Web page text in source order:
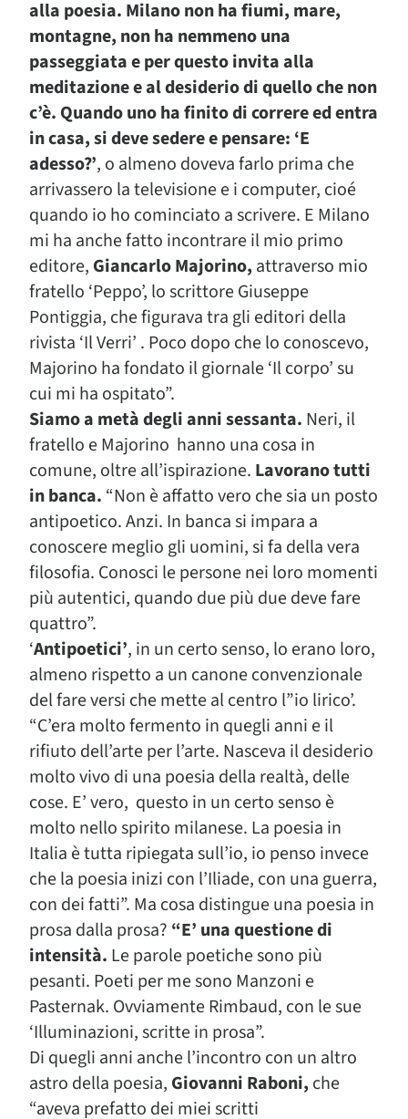
alla poesia. Milano non ha fiumi, mare,
montagne, non ha nemmeno una
passeggiata e per questo invita alla
meditazione e al desiderio di quello che non
c’è. Quando uno ha finito di correre ed entra
in casa, si deve sedere e pensare: ‘E
adesso?’, o almeno doveva farlo prima che
arrivassero la televisione e i computer, cioé
quando io ho cominciato a scrivere. E Milano
mi ha anche fatto incontrare il mio primo
editore, Giancarlo Majorino, attraverso mio
fratello ‘Peppo’, lo scrittore Giuseppe
Pontiggia, che figurava tra gli editori della
rivista ‘Il Verri’ . Poco dopo che lo conoscevo,
Majorino ha fondato il giornale ‘Il corpo’ su
cui mi ha ospitato”.
Siamo a metà degli anni sessanta. Neri, il
fratello e Majorino hanno una cosa in
comune, oltre all’ispirazione. Lavorano tutti
in banca. “Non è affatto vero che sia un posto
antipoetico. Anzi. In banca si impara a
conoscere meglio gli uomini, si fa della vera
filosofia. Conosci le persone nei loro momenti
più autentici, quando due più due deve fare
quattro”.
‘Antipoetici’, in un certo senso, lo erano loro,
almeno rispetto a un canone convenzionale
del fare versi che mette al centro l”io lirico’.
“C’era molto fermento in quegli anni e il
rifiuto dell’arte per l’arte. Nasceva il desiderio
molto vivo di una poesia della realtà, delle
cose. E’ vero, questo in un certo senso è
molto nello spirito milanese. La poesia in
Italia è tutta ripiegata sull’io, io penso invece
che la poesia inizi con l’Iliade, con una guerra,
con dei fatti”. Ma cosa distingue una poesia in
prosa dalla prosa? “E’ una questione di
intensità. Le parole poetiche sono più
pesanti. Poeti per me sono Manzoni e
Pasternak. Ovviamente Rimbaud, con le sue
‘Illuminazioni, scritte in prosa”.
Di quegli anni anche l’incontro con un altro
astro della poesia, Giovanni Raboni, che
“aveva prefatto dei miei scritti